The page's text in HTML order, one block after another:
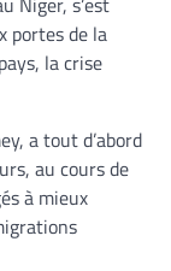
portes de la
la crise
a tout d’abord
au cours de
à mieux